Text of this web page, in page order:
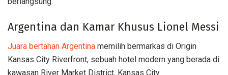
Argentina dan Kamar Khusus Lionel Messi
Juara bertahan Argentina memilih bermarkas di Origin
Kansas City Riverfront, sebuah hotel modern yang berada di
kawasan River Market District, Kansas City.